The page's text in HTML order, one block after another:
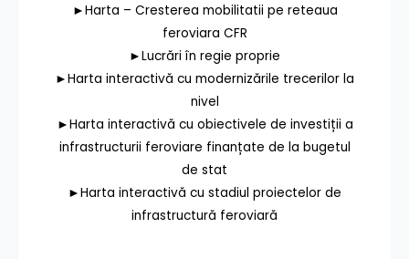
►Harta – Cresterea mobilitatii pe reteaua
feroviara CFR
►Lucrări în regie proprie
►Harta interactivă cu modernizările trecerilor la
nivel
►Harta interactivă cu obiectivele de investiții a
infrastructurii feroviare finanțate de la bugetul
de stat
►Harta interactivă cu stadiul proiectelor de
infrastructură feroviară